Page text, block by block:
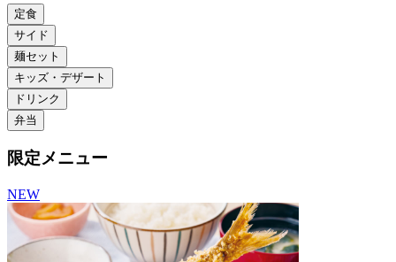
定食
サイド
麺セット
キッズ・デザート
ドリンク
弁当
限定メニュー
NEW